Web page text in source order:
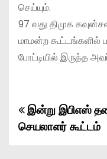
செய்யும்.
97 வது திமுக
மாமன்ற கூட்டங்களில்
போட்டியில் இருந்த
Pஇன்று இபிஎஸ்
செயலாளர் கூட்டம்